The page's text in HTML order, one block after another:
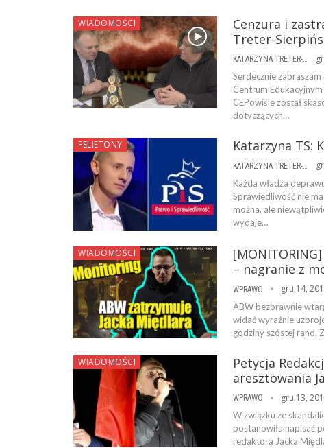
WIADOMOŚCI
Cenzura i
Treter-
KATARZYNA TRETER-SIERPIŃSKA
Serdecznie
Centrum
CEPowiśle został
dotyczących…
FELIETONY Katarzyna TS:
KATARZYNA TRETER-SIERPIŃSKA
Każda władza
Sprawiedliwość nie
można, ale
wydaje…
WIADOMOŚCI
– nagranie z
WPRAWO gru 14,
ABW bezprawnie
widać wyraźnie
godziny szóstej rano.
WIADOMOŚCI
Petycja
aresztowania
WPRAWO gru 13,
W związku ze
postanowiła napisać
redaktora Jacka